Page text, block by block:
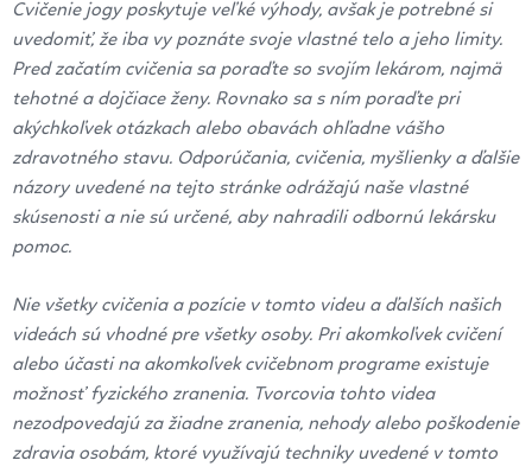
Cvičenie jogy poskytuje veľké výhody, avšak je potrebné si
uvedomiť, že iba vy poznáte svoje vlastné telo a jeho limity.
Pred začatím cvičenia sa poraďte so svojím lekárom, najmä
tehotné a dojčiace ženy. Rovnako sa s ním poraďte pri
akýchkoľvek otázkach alebo obavách ohľadne vášho
zdravotného stavu. Odporúčania, cvičenia, myšlienky a ďalšie
názory uvedené na tejto stránke odrážajú naše vlastné
skúsenosti a nie sú určené, aby nahradili odbornú lekársku
pomoc.
Nie všetky cvičenia a pozície v tomto videu a ďalších našich
videách sú vhodné pre všetky osoby. Pri akomkoľvek cvičení
alebo účasti na akomkoľvek cvičebnom programe existuje
možnosť fyzického zranenia. Tvorcovia tohto videa
nezodpovedajú za žiadne zranenia, nehody alebo poškodenie
zdravia osobám, ktoré využívajú techniky uvedené v tomto